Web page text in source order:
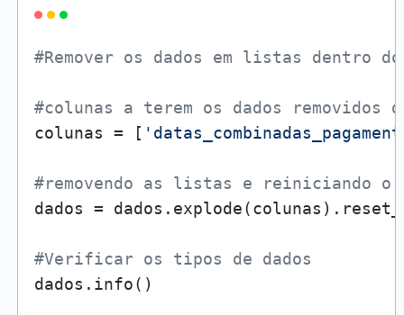
#Remover os dados em listas dentro do
#colunas a terem os dados
colunas = [
#removendo as listas e reiniciando
dados =
#Verificar os tipos de dados
dados.info()